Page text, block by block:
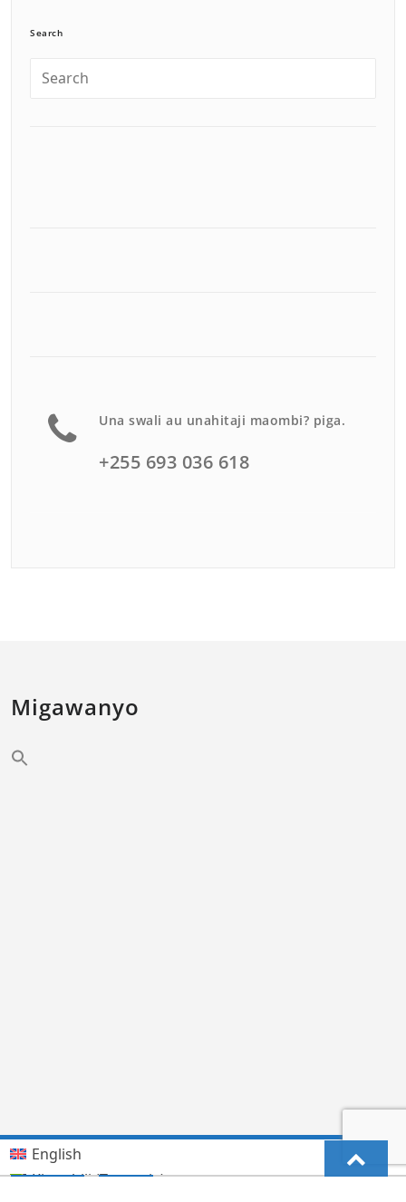
Search
Una swali au unahitaji maombi? piga.
+255 693 036 618
Migawanyo
English
Kiswahili (Tanzania)